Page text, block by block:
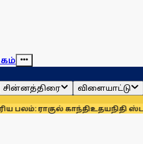
சின்னத்திரை விளையாட்டு
காந்திஉதயநிதி ஸ்டாலினைச்